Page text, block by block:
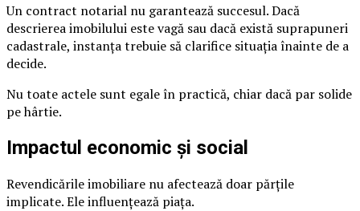
Un contract notarial nu garantează succesul. Dacă
descrierea imobilului este vagă sau dacă există suprapuneri
cadastrale, instanța trebuie să clarifice situația înainte de a
decide.
Nu toate actele sunt egale în practică, chiar dacă par solide
pe hârtie.
Impactul economic și social
Revendicările imobiliare nu afectează doar părțile
implicate. Ele influențează piața.